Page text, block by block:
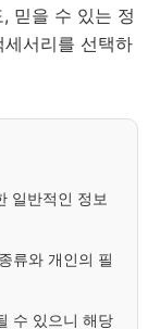
믿을 수 있는 정
서리를 선택하
일반적인 정보
류와 개인의 필
수 있으니 해당